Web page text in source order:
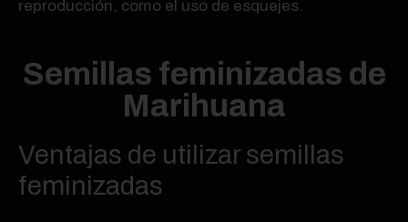
reproducción, como el uso de esquejes.
Semillas feminizadas de
Marihuana
Ventajas de utilizar semillas
feminizadas